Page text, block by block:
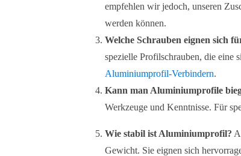
empfehlen wir jedoch, unseren
werden können.
Welche Schrauben eignen sich
spezielle Profilschrauben, die eine
Aluminiumprofil-Verbindern.
Kann man Aluminiumprofile
Werkzeuge und Kenntnisse. Für
Wie stabil ist Aluminiumprofil?
Gewicht. Sie eignen sich